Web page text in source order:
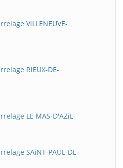
ViLLENEUVE-
RiEUX-DE-
LE MAS-D'AZiL
SAiNT-PAUL-DE-